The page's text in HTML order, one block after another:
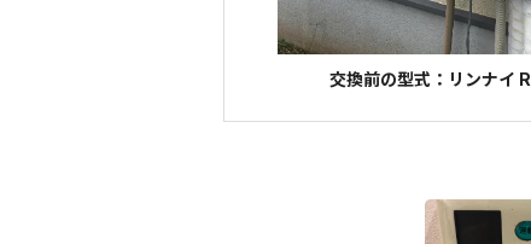
交換前の型式：リンナイ